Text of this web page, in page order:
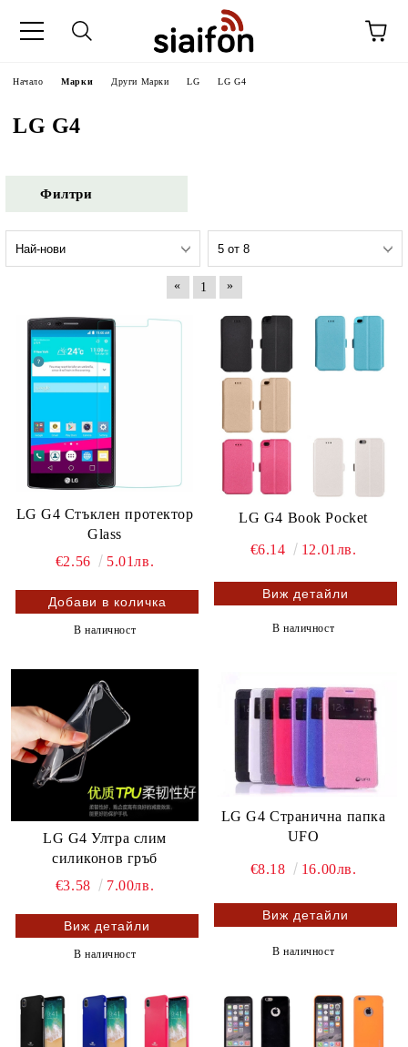
Начало Марки Други Марки LG LG G4
LG G4
Филтри
« 1 »
LG G4 Стъклен протектор
Glass
€2.56
5.01лв.
В наличност
LG G4 Book Pocket
€6.14 12.01лв.
Виж детайли
В наличност
LG G4 Ултра слим
силиконов гръб
€3.58
7.00лв.
Виж детайли
В наличност
LG G4 Странична папка
UFO
€8.18 16.00лв.
Виж детайли
В наличност